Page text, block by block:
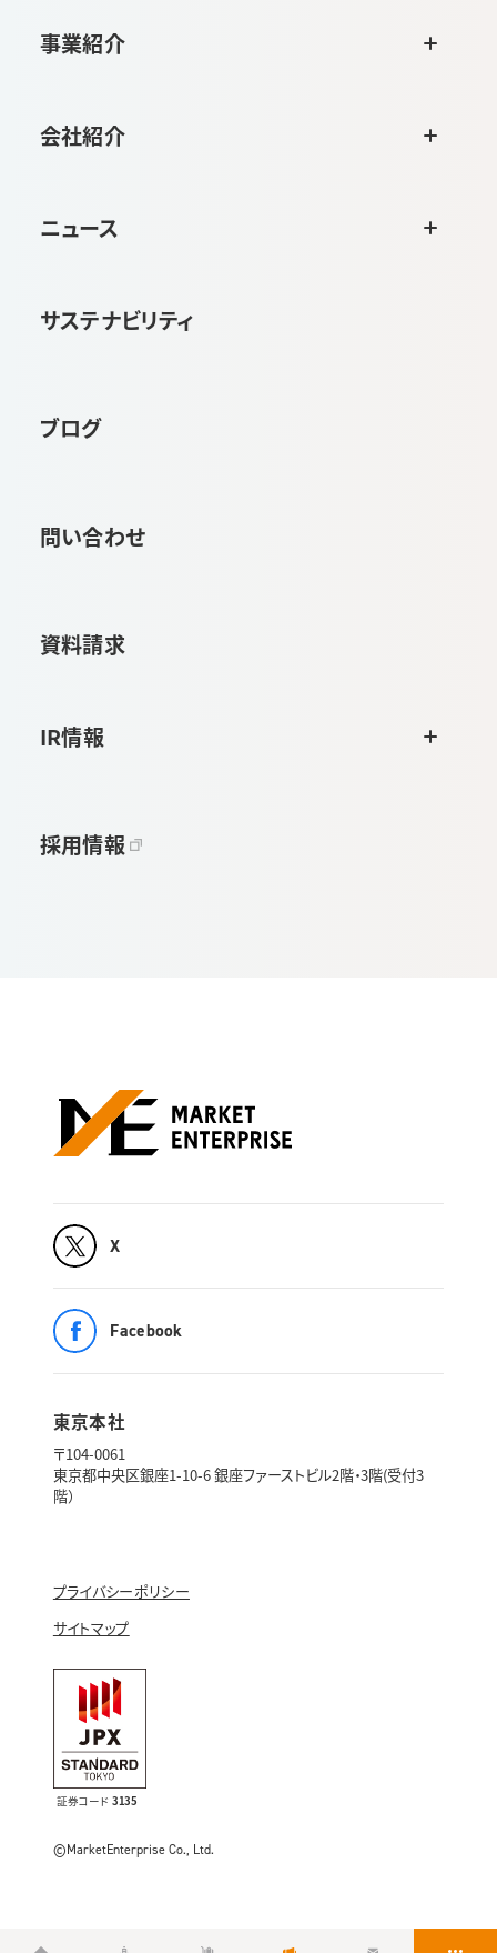
X
Facebook
東京本社
〒104-0061
東京都中央区銀座1-10-6 銀座ファーストビル2階・3階(受付3
階）
事業紹介
会社紹介
ニュース
サステナビリティ
ブログ
問い合わせ
資料請求
IR情報
採用情報
©MarketEnterprise Co., Ltd.
プライバシーポリシー
サイトマップ
証券コード3135